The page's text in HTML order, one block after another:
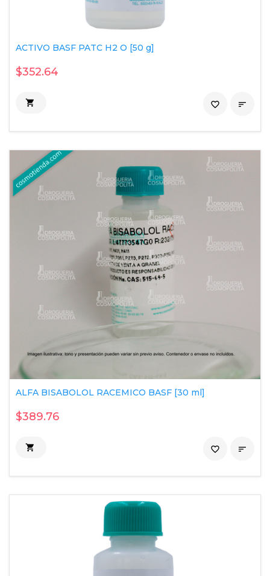
ACTIVO BASF PATC H2 O [50 g]
$352.64
 
favorite_border
ALFA BISABOLOL RACEMICO BASF [30 ml]
$389.76
 
favorite_border